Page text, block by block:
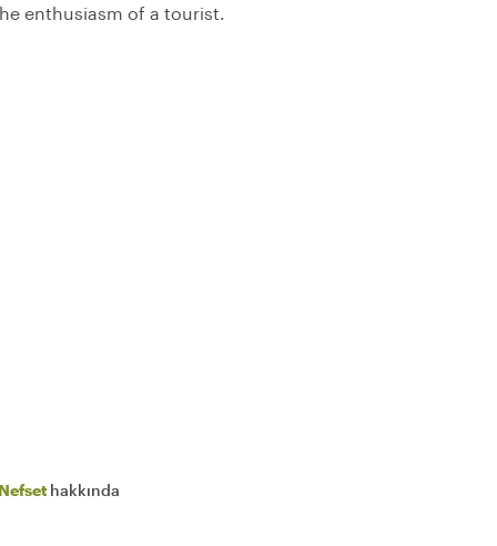
enthusiasm of a tourist.
Nefset hakkında